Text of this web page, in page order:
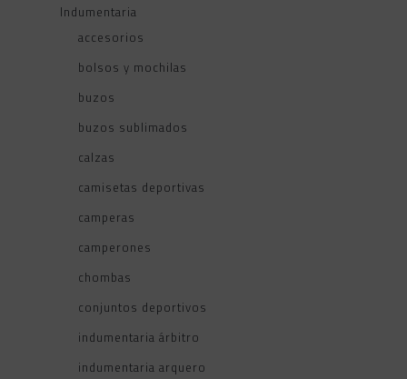
Indumentaria
accesorios
bolsos y mochilas
buzos
buzos sublimados
calzas
camisetas deportivas
camperas
camperones
chombas
conjuntos deportivos
indumentaria árbitro
indumentaria arquero